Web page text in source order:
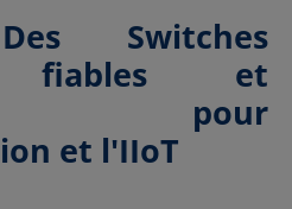
Switches
fiables et
pour
et l'IIoT